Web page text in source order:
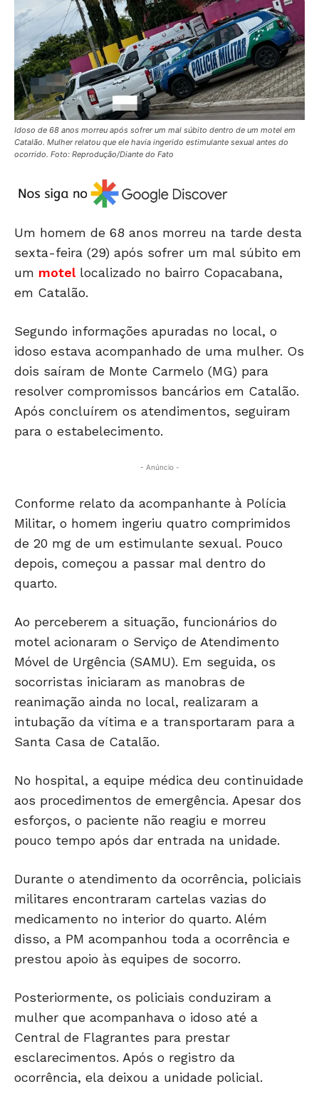
Idoso de 68 anos morreu após sofrer um mal súbito dentro de um motel em
Catalão. Mulher relatou que ele havia ingerido estimulante sexual antes do
ocorrido. Foto: Reprodução/Diante do Fato
Um homem de 68 anos morreu na tarde desta
sexta-feira (29) após sofrer um mal súbito em
um motellocalizado no bairro Copacabana,
em Catalão.
Segundo informações apuradas no local, o
idoso estava acompanhado de uma mulher. Os
dois saíram de Monte Carmelo (MG) para
resolver compromissos bancários em Catalão.
Após concluírem os atendimentos, seguiram
para o estabelecimento.
- Anúncio -
Conforme relato da acompanhante à Polícia
Militar, o homem ingeriu quatro comprimidos
de 20 mg de um estimulante sexual. Pouco
depois, começou a passar mal dentro do
quarto.
Ao perceberem a situação, funcionários do
motel acionaram o Serviço de Atendimento
Móvel de Urgência (SAMU). Em seguida, os
socorristas iniciaram as manobras de
reanimação ainda no local, realizaram a
intubação da vítima e a transportaram para a
Santa Casa de Catalão.
No hospital, a equipe médica deu continuidade
aos procedimentos de emergência. Apesar dos
esforços, o paciente não reagiu e morreu
pouco tempo após dar entrada na unidade.
Durante o atendimento da ocorrência, policiais
militares encontraram cartelas vazias do
medicamento no interior do quarto. Além
disso, a PM acompanhou toda a ocorrência e
prestou apoio às equipes de socorro.
Posteriormente, os policiais conduziram a
mulher que acompanhava o idoso até a
Central de Flagrantes para prestar
esclarecimentos. Após o registro da
ocorrência, ela deixou a unidade policial.